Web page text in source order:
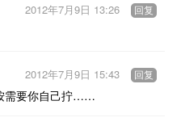
2012年7月9日 13:26 回复
需要你自己拧……
2012年7月9日 15:43 回复